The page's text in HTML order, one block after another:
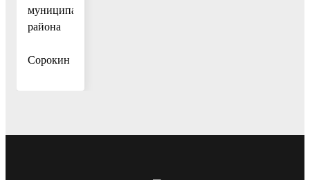
муниципального
района
Сорокин